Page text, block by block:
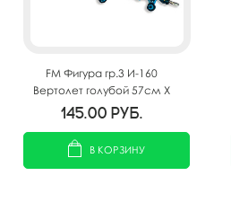
FM Фигура гр.3 И-160
Вертолет голубой 57см X
96см
145.00 руб.
В КОРЗИНУ